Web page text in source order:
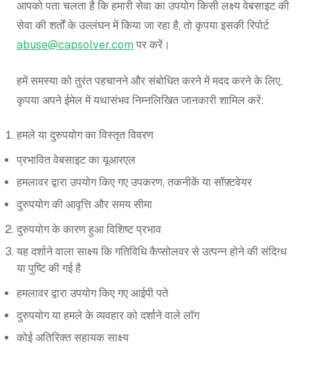
आपको पता चलता है कि हमारी सेवा का उपयोग किसी लक्ष्य वेबसाइट की
सेवा की शर्तों के उल्लंघन में किया जा रहा है, तो कृपया इसकी रिपोर्ट
abuse@capsolver.com पर करें।
हमें समस्या को तुरंत पहचानने और संबोधित करने में मदद करने के लिए,
कृपया अपने ईमेल में यथासंभव निम्नलिखित जानकारी शामिल करें:
हमले या दुरुपयोग का विस्तृत विवरण
प्रभावित वेबसाइट का यूआरएल
हमलावर द्वारा उपयोग किए गए उपकरण, तकनीकें या सॉफ़्टवेयर
दुरुपयोग की आवृत्ति और समय सीमा
दुरुपयोग के कारण हुआ विशिष्ट प्रभाव
यह दर्शाने वाला साक्ष्य कि गतिविधि कैप्सोलवर से उत्पन्न होने की संदिग्ध
या पुष्टि की गई है
हमलावर द्वारा उपयोग किए गए आईपी पते
दुरुपयोग या हमले के व्यवहार को दर्शाने वाले लॉग
कोई अतिरिक्त सहायक साक्ष्य